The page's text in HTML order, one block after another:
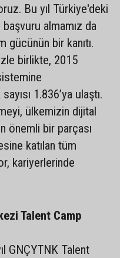
Bu yıl Türkiye'deki
almamız da
gücünün bir kanıtı.
birlikte, 2015
1.836’ya ulaştı.
ülkemizin dijital
önemli bir parçası
katılan tüm
kariyerlerinde
Talent Camp
GNÇYTNK Talent